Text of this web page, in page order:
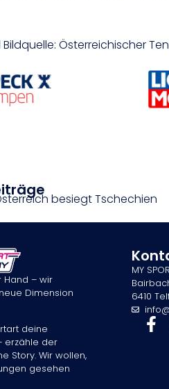
Österreichischer
besiegt Tschechien
Hand – wir
Dimension
deine
erzähle der
Story. Wir wollen,
gesehen
MY
6410